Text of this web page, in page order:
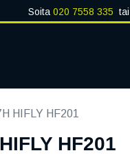
Soita 020 7558 335 tai
HIFLY HF201
HF201